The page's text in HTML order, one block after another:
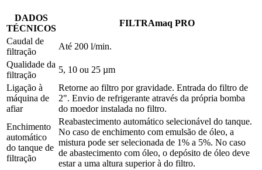
DADOS
TÉCNICOS
FILTRAmaq PRO
Caudal de
filtração
Até 200 l/min.
Qualidade da
filtração
5, 10 ou 25 µm
Ligação à
máquina de
afiar
Retorne ao filtro por gravidade. Entrada do filtro de
2". Envio de refrigerante através da própria bomba
do moedor instalada no filtro.
Enchimento
automático
do tanque de
filtração
Reabastecimento automático selecionável do tanque.
No caso de enchimento com emulsão de óleo, a
mistura pode ser selecionada de 1% a 5%. No caso
de abastecimento com óleo, o depósito de óleo deve
estar a uma altura superior à do filtro.